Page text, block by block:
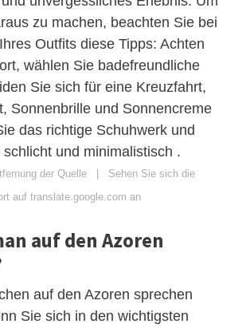
zu machen, beachten Sie bei
Outfits diese Tipps: Achten
wählen Sie badefreundliche
Sie sich für eine Kreuzfahrt,
Sonnenbrille und Sonnencreme
das richtige Schuhwerk und
und minimalistisch .
der Quelle | Sehen Sie sich die
auf translate.google.com an
auf den Azoren
auf den Azoren sprechen
Sie sich in den wichtigsten